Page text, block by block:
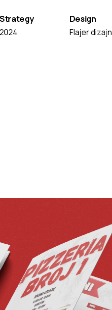
Strategy
2024
Design
Flajer dizajn